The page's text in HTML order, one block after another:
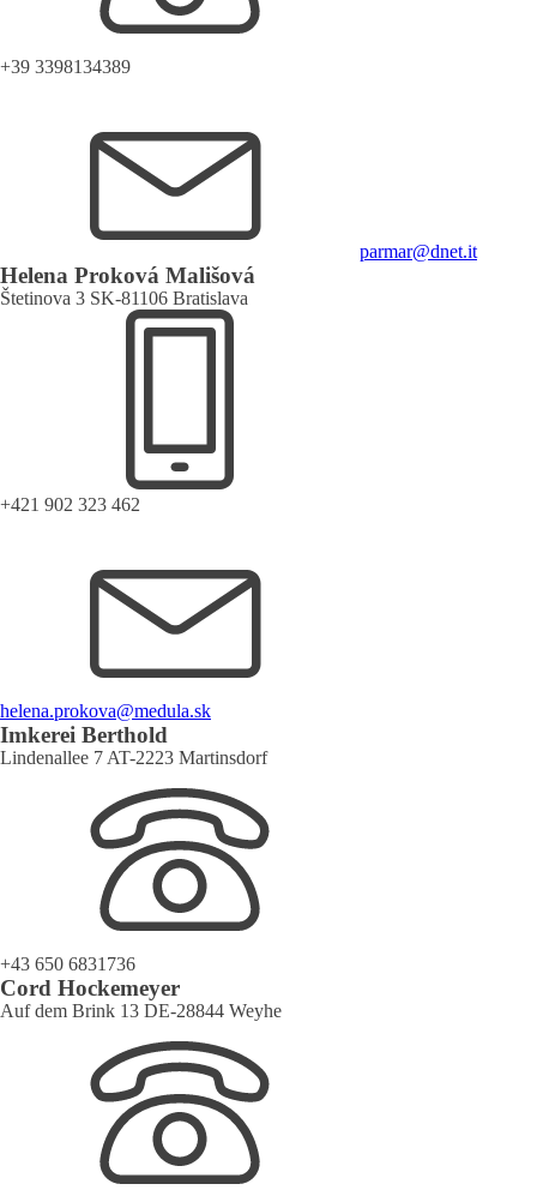
+39 3398134389
parmar@dnet.it
Helena Proková Mališová
Štetinova 3 SK-81106 Bratislava
+421 902 323 462
helena.prokova@medula.sk
Imkerei Berthold
Lindenallee 7 AT-2223 Martinsdorf
+43 650 6831736
Cord Hockemeyer
Auf dem Brink 13 DE-28844 Weyhe